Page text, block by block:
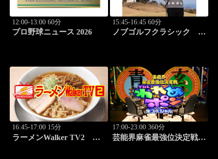
12:00-13:00 60分
プロ野球ニュース 2026
15:45-16:45 60分
ノブゴルフクラシック
16:45-17:00 15分
ラーメンWalker TV2
17:00-23:00 360分
芸能界麻雀最強位決定戦